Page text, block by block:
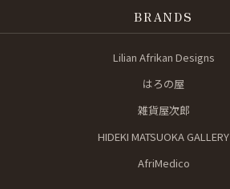
BRANDS
Lilian Afrikan Designs
はろの屋
雑貨屋次郎
HIDEKI MATSUOKA GALLERY
AfriMedico